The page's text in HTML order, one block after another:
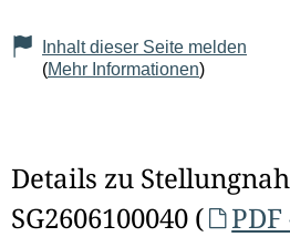
Inhalt dieser Seite melden
(Mehr Informationen)
Details zu
SG2606100040 (